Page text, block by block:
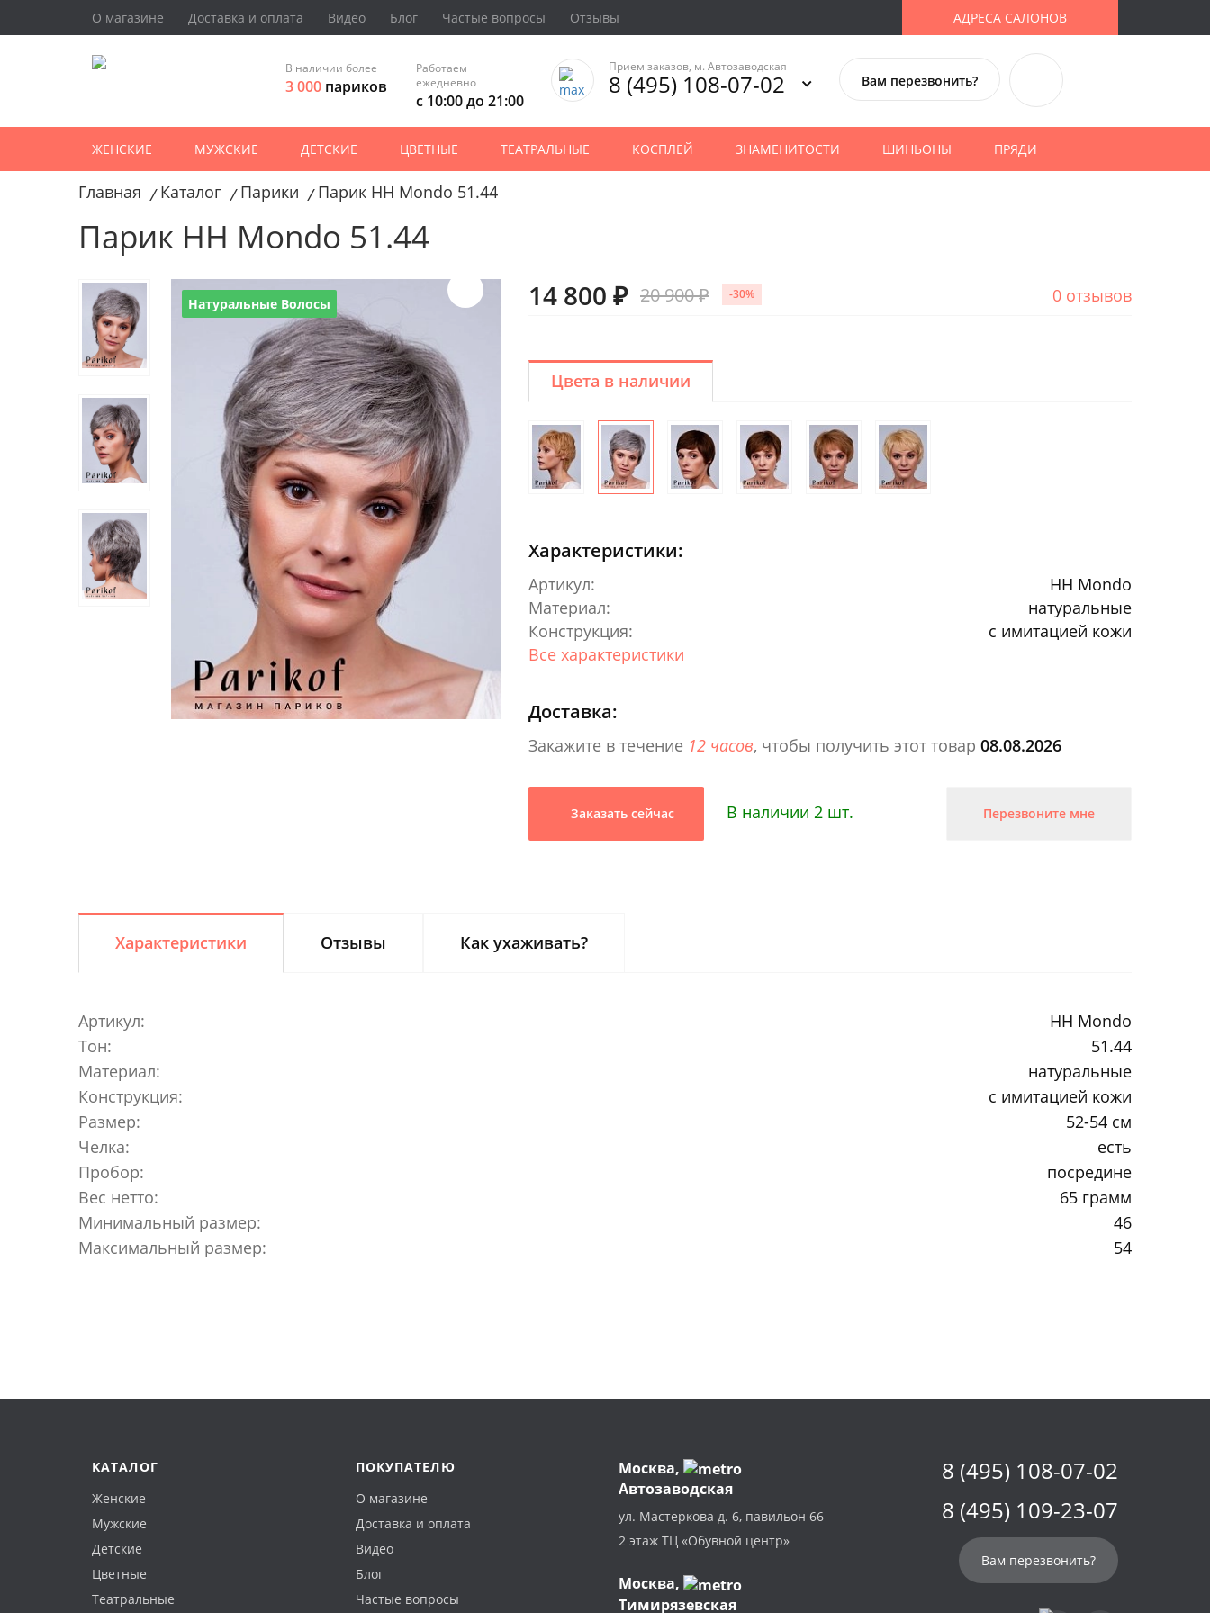
О магазине Доставка и оплата Видео Блог Частые вопросы Отзывы АДРЕСА САЛОНОВ
В наличии более
3 000 париков
Работаем
ежедневно
с 10:00 до 21:00
Прием заказов, м. Автозаводская
8 (495) 108-07-02 Вам перезвонить?
ЖЕНСКИЕ МУЖСКИЕ ДЕТСКИЕ ЦВЕТНЫЕ ТЕАТРАЛЬНЫЕ КОСПЛЕЙ ЗНАМЕНИТОСТИ ШИНЬОНЫ ПРЯДИ
Главная / Каталог / Парики / Парик HH Mondo 51.44
Парик HH Mondo 51.44
Натуральные Волосы 14 800 ₽ 20 900 ₽ -30% 0 отзывов
Цвета в наличии
Характеристики:
Артикул:
HH Mondo
Материал:
натуральные
Конструкция:
с имитацией кожи
Все характеристики
Доставка:
Закажите в течение 12 часов, чтобы получить этот товар 08.08.2026
Заказать сейчас В наличии 2 шт. Перезвоните мне
Характеристики Отзывы Как ухаживать?
Артикул:
HH Mondo
Тон:
51.44
Материал:
натуральные
Конструкция:
с имитацией кожи
Размер:
52-54 см
Челка:
есть
Пробор:
посредине
Вес нетто:
65 грамм
Минимальный размер:
46
Максимальный размер:
54
КАТАЛОГ
Женские
Мужские
Детские
Цветные
Театральные
ПОКУПАТЕЛЮ
О магазине
Доставка и оплата
Видео
Блог
Частые вопросы
Москва,
Автозаводская
ул. Мастеркова д. 6, павильон 66
2 этаж ТЦ «Обувной центр»
Москва,
Тимирязевская
8 (495) 108-07-02
8 (495) 109-23-07
Вам перезвонить?